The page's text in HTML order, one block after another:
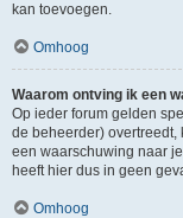
kan toevoegen.
Omhoog
Waarom ontving ik een
Op ieder forum gelden
de beheerder) overtreedt,
een waarschuwing naar
heeft hier dus in geen
Omhoog